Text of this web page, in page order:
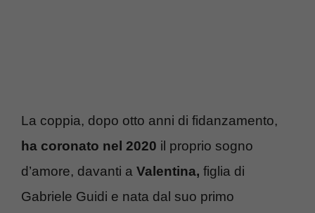
La coppia, dopo otto anni di fidanzamento,
ha coronato nel 2020 il proprio sogno
d’amore, davanti a Valentina, figlia di
Gabriele Guidi e nata dal suo primo